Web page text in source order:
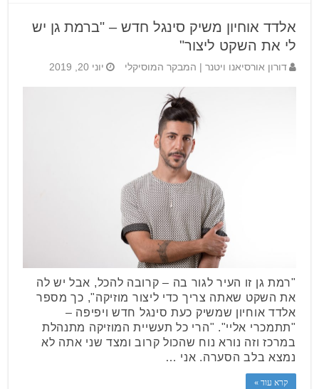
אלדד אוחיון משיק סינגל חדש – "ברמת גן יש
לי את השקט ליצור"
דורון אורסיאנו ויטנר | המבקר המוסיקלי יוני 20, 2019
"רמת גן זו העיר לגור בה – קרובה להכל, אבל יש לה
את השקט שאתה צריך כדי ליצור מוזיקה", כך מספר
אלדד אוחיון שמשיק כעת סינגל חדש ויפיפה –
"תתמכרי אליי". "הרי כל תעשיית המוזיקה מתנהלת
במרכז וזה נורא נוח שהכול קרוב ומצד שני אתה לא
נמצא בלב הסערה. אני …
קרא עוד »